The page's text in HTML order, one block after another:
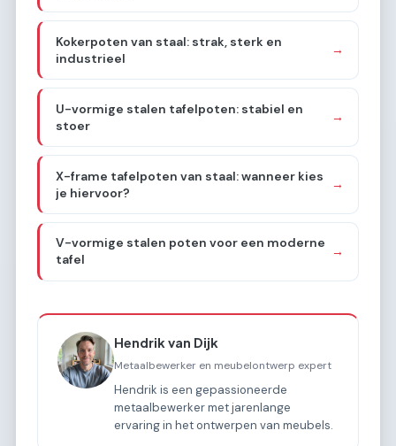
Kokerpoten van staal: strak, sterk en
industrieel
→
U-vormige stalen tafelpoten: stabiel en
stoer
→
X-frame tafelpoten van staal: wanneer kies
je hiervoor?
→
V-vormige stalen poten voor een moderne
tafel
→
Hendrik van Dijk
Metaalbewerker en meubelontwerp expert
Hendrik is een gepassioneerde
metaalbewerker met jarenlange
ervaring in het ontwerpen van meubels.